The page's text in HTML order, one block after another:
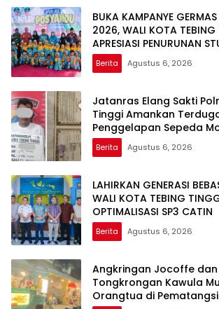
BUKA KAMPANYE
2026, WALI KOTA TEBING
APRESIASI PENURUNAN
Berita Agustus 6, 2026
Jatanras Elang Sakti
Tinggi Amankan
Penggelapan Sepeda
Berita Agustus 6, 2026
LAHIRKAN GENERASI
WALI KOTA TEBING
OPTIMALISASI SP3 CATIN
Berita Agustus 6, 2026
Angkringan Jocoffe
Tongkrongan Kawula
Orangtua di